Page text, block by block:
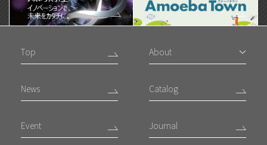
Top About
News Catalog
Event Journal